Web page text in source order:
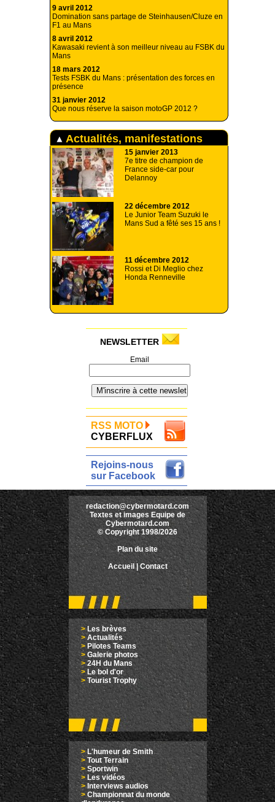
9 avril 2012
Domination sans partage de Steinhausen/Cluze en
F1 au Mans
8 avril 2012
Kawasaki revient à son meilleur niveau au FSBK du
Mans
18 mars 2012
Tests FSBK du Mans : présentation des forces en
présence
31 janvier 2012
Que nous réserve la saison motoGP 2012 ?
Actualités, manifestations
15 janvier 2013
7e titre de champion de
France side-car pour
Delannoy
22 décembre 2012
Le Junior Team Suzuki le
Mans Sud a fêté ses 15 ans !
11 décembre 2012
Rossi et Di Meglio chez
Honda Renneville
NEWSLETTER
Email
RSS MOTO
CYBERFLUX
Rejoins-nous
sur Facebook
redaction@cybermotard.com
Textes et images Equipe de
Cybermotard.com
© Copyright 1998/2026
Plan du site
Accueil |Contact
>Les brèves
> Actualités
> Pilotes Teams
>Galerie photos
>24H du Mans
>Le bol d'or
> Tourist Trophy
>L'humeur de Smith
> Tout Terrain
> Sportwin
> Les vidéos
> Interviews audios
>Championnat du monde